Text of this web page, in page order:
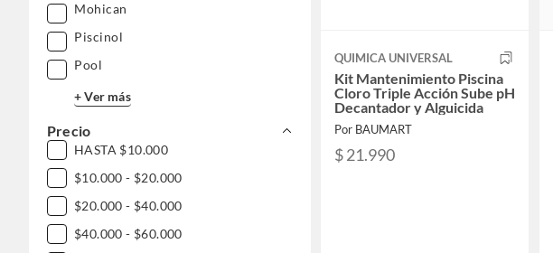
Mohican
Piscinol
Pool
+ Ver más
Precio
HASTA $10.000
$10.000 - $20.000
$20.000 - $40.000
$40.000 - $60.000
QUIMICA UNIVERSAL
Kit Mantenimiento Piscina
Cloro Triple Acción Sube pH
Decantador y Alguicida
Por BAUMART
$ 21.990